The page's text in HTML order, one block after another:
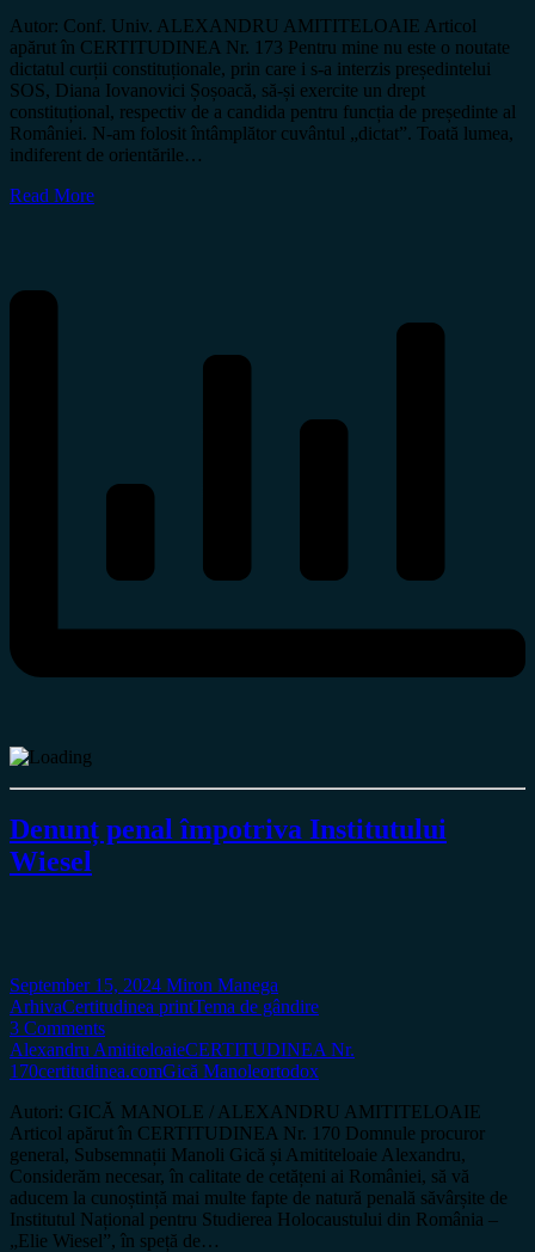
Autor: Conf. Univ. ALEXANDRU AMITITELOAIE Articol
apărut în CERTITUDINEA Nr. 173 Pentru mine nu este o noutate
dictatul curții constituționale, prin care i s-a interzis președintelui
SOS, Diana Iovanovici Șoșoacă, să-și exercite un drept
constituțional, respectiv de a candida pentru funcția de președinte al
României. N-am folosit întâmplător cuvântul „dictat”. Toată lumea,
indiferent de orientările…
Read More
Denunț penal împotriva Institutului
Wiesel
September 15, 2024 Miron Manega
ArhivaCertitudinea printTema de gândire
3 Comments
Alexandru AmititeloaieCERTITUDINEA Nr.
170certitudinea.comGică Manoleortodox
Autori: GICĂ MANOLE / ALEXANDRU AMITITELOAIE
Articol apărut în CERTITUDINEA Nr. 170 Domnule procuror
general, Subsemnații Manoli Gică și Amititeloaie Alexandru,
Considerăm necesar, în calitate de cetățeni ai României, să vă
aducem la cunoștință mai multe fapte de natură penală săvârșite de
Institutul Național pentru Studierea Holocaustului din România –
„Elie Wiesel”, în speță de…